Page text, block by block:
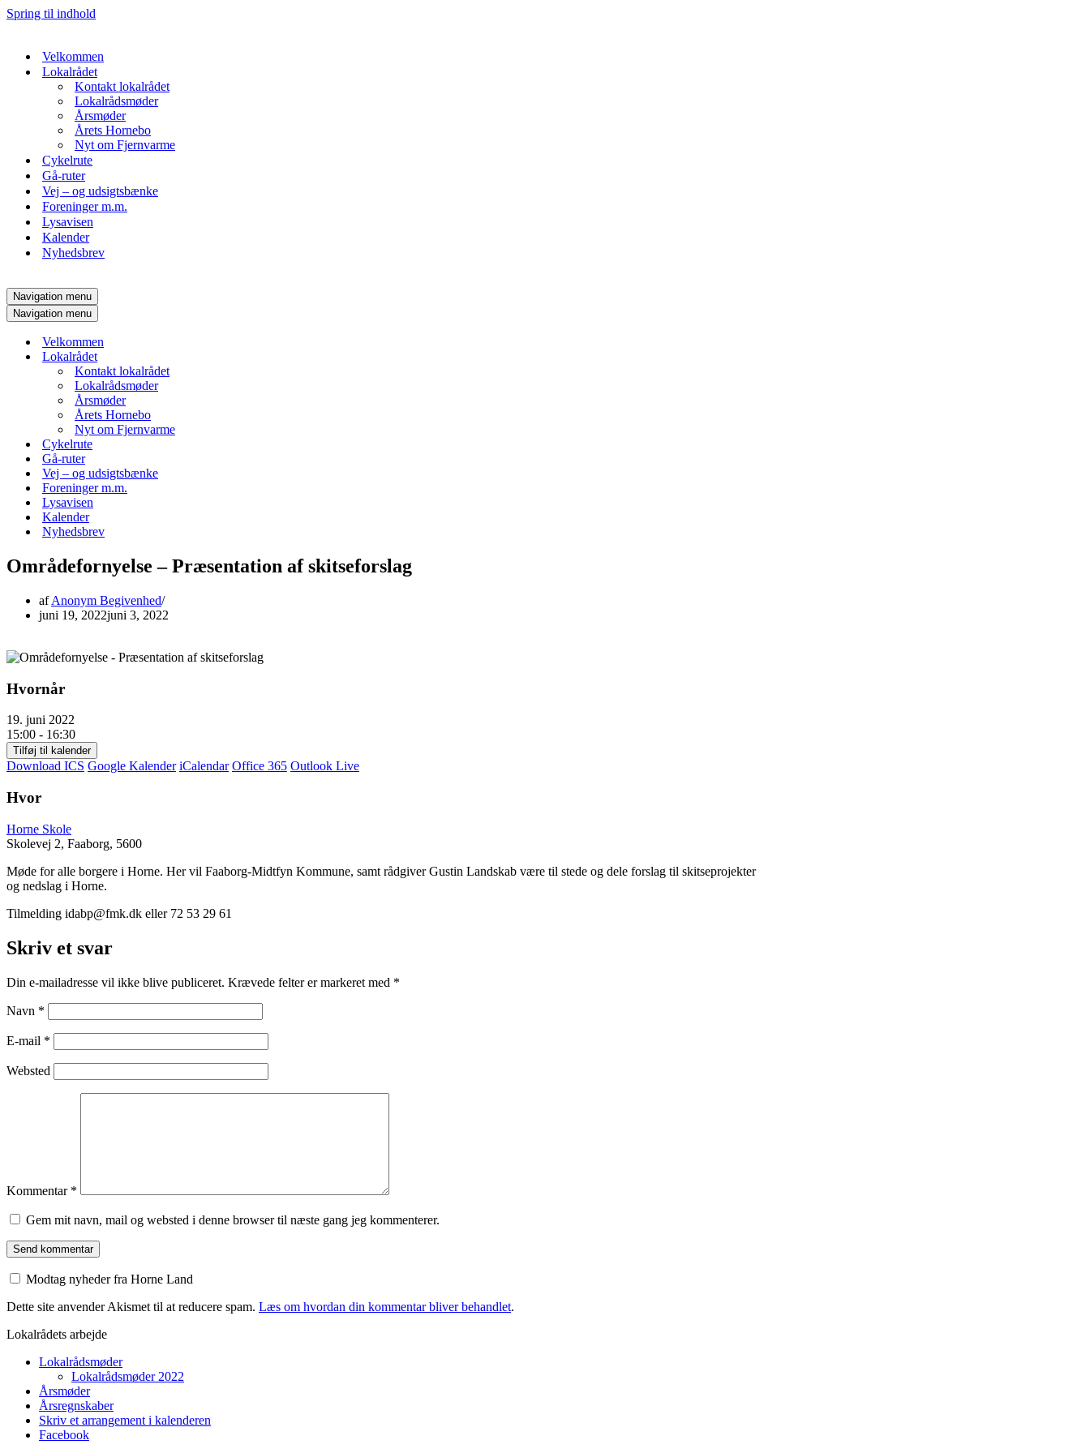
Spring til indhold
Velkommen
Lokalrådet
Kontakt lokalrådet
Lokalrådsmøder
Årsmøder
Årets Hornebo
Nyt om Fjernvarme
Cykelrute
Gå-ruter
Vej – og udsigtsbænke
Foreninger m.m.
Lysavisen
Kalender
Nyhedsbrev
Navigation menu
Navigation menu
Velkommen
Lokalrådet
Kontakt lokalrådet
Lokalrådsmøder
Årsmøder
Årets Hornebo
Nyt om Fjernvarme
Cykelrute
Gå-ruter
Vej – og udsigtsbænke
Foreninger m.m.
Lysavisen
Kalender
Nyhedsbrev
Områdefornyelse – Præsentation af skitseforslag
afAnonym Begivenhed
juni 19, 2022juni 3, 2022
Hvornår
19. juni 2022
15:00 - 16:30
Tilføj til kalender
Download ICS Google Kalender iCalendar Office 365 Outlook Live
Hvor
Horne Skole
Skolevej 2, Faaborg, 5600
Møde for alle borgere i Horne. Her vil Faaborg-Midtfyn Kommune, samt rådgiver Gustin Landskab være til stede og dele forslag til skitseprojekter
og nedslag i Horne.
Tilmelding idabp@fmk.dk eller 72 53 29 61
Skriv et svar
Din e-mailadresse vil ikke blive publiceret. Krævede felter er markeret med *
Navn *
E-mail *
Websted
Kommentar *
Gem mit navn, mail og websted i denne browser til næste gang jeg kommenterer.
Modtag nyheder fra Horne Land
Dette site anvender Akismet til at reducere spam. Læs om hvordan din kommentar bliver behandlet.
Lokalrådets arbejde
Lokalrådsmøder
Lokalrådsmøder 2022
Årsmøder
Årsregnskaber
Skriv et arrangement i kalenderen
Facebook